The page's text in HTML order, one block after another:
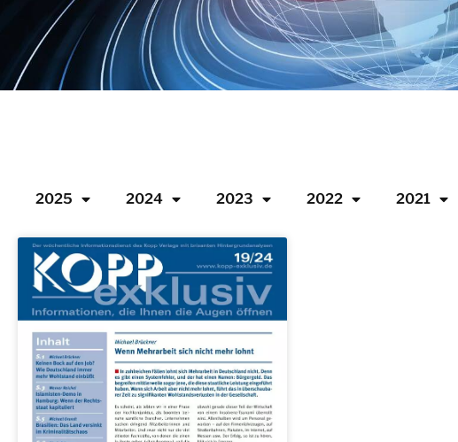
2025 2024 2023 2022 2021